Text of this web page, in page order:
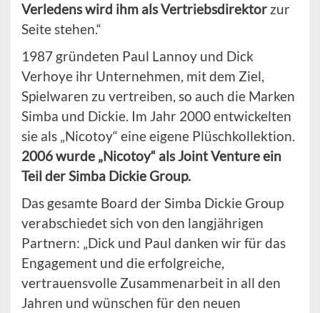
Verledens wird ihm als Vertriebsdirektor zur
Seite stehen.“
1987 gründeten Paul Lannoy und Dick
Verhoye ihr Unternehmen, mit dem Ziel,
Spielwaren zu vertreiben, so auch die Marken
Simba und Dickie. Im Jahr 2000 entwickelten
sie als „Nicotoy“ eine eigene Plüschkollektion.
2006 wurde „Nicotoy“ als Joint Venture ein
Teil der Simba Dickie Group.
Das gesamte Board der Simba Dickie Group
verabschiedet sich von den langjährigen
Partnern: „Dick und Paul danken wir für das
Engagement und die erfolgreiche,
vertrauensvolle Zusammenarbeit in all den
Jahren und wünschen für den neuen